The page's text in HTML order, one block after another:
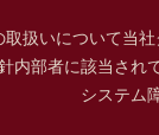
取扱いについて当
内部者に該当され
システム